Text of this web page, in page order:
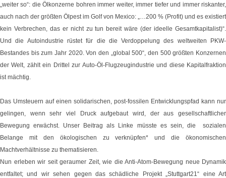
„weiter so“: die Ölkonzerne bohren immer weiter, immer tiefer und immer riskanter,
auch nach der größten Ölpest im Golf von Mexico: „…200 % (Profit) und es existiert
kein Verbrechen, das er nicht zu tun bereit wäre (der ideelle Gesamtkapitalist)“.
Und die Autoindustrie rüstet für die die Verdoppelung des weltweiten PKW-
Bestandes bis zum Jahr 2020. Von den „global 500“, den 500 größten Konzernen
der Welt, zählt ein Drittel zur Auto-Öl-Flugzeugindustrie und diese Kapitalfraktion
ist mächtig.
Das Umsteuern auf einen solidarischen, post-fossilen Entwicklungspfad kann nur
gelingen, wenn sehr viel Druck aufgebaut wird, der aus gesellschaftlicher
Bewegung erwächst. Unser Beitrag als Linke müsste es sein, die sozialen
Belange mit den ökologischen zu verknüpfen* und die ökonomischen
Machtverhältnisse zu thematisieren.
Nun erleben wir seit geraumer Zeit, wie die Anti-Atom-Bewegung neue Dynamik
entfaltet; und wir sehen gegen das schädliche Projekt „Stuttgart21“ eine Art